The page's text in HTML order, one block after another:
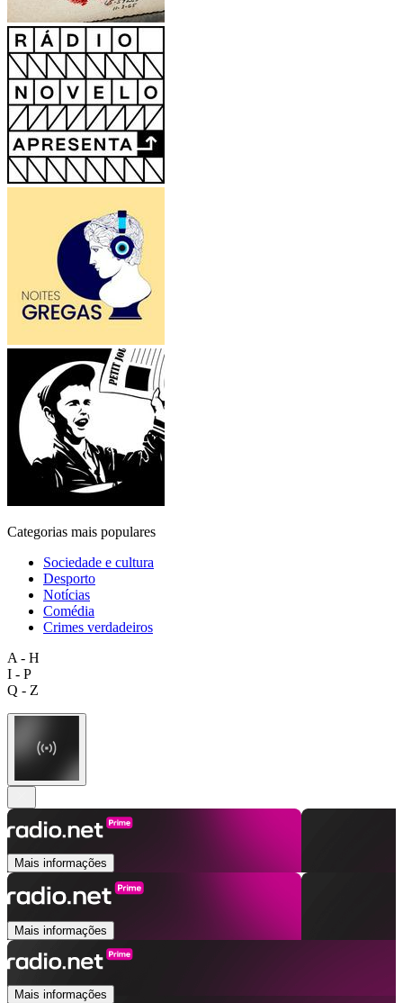
Categorias mais populares
Sociedade e cultura
Desporto
Notícias
Comédia
Crimes verdadeiros
A - H
I - P
Q - Z
Mais informações
Mais informações
Mais informações